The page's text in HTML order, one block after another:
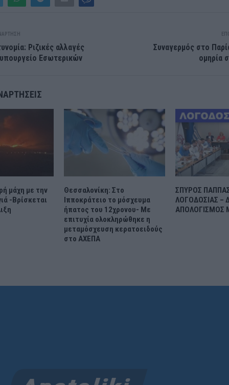
Ριζικές αλλαγές
Εσωτερικών
Συναγερμός στο
ομηρία
μάχη με την
-Βρίσκεται
Θεσσαλονίκη: Στο
Ιπποκράτειο το μόσχευμα
ήπατος του 12χρονου- Με
επιτυχία ολοκληρώθηκε η
μεταμόσχευση κερατοειδούς
στο ΑΧΕΠΑ
ΣΠΥΡΟΣ
ΛΟΓΟΔΟΣΙΑΣ –
ΑΠΟΛΟΓΙΣΜΟΣ